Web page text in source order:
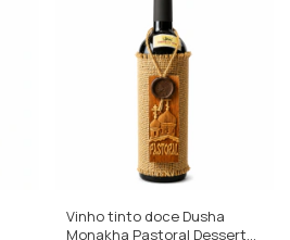
Vinho tinto doce Dusha
Monakha Pastoral Dessert